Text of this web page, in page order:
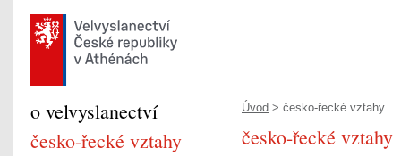
Úvod > česko-řecké vztahy
česko-řecké vztahy
o velvyslanectví
česko-řecké vztahy